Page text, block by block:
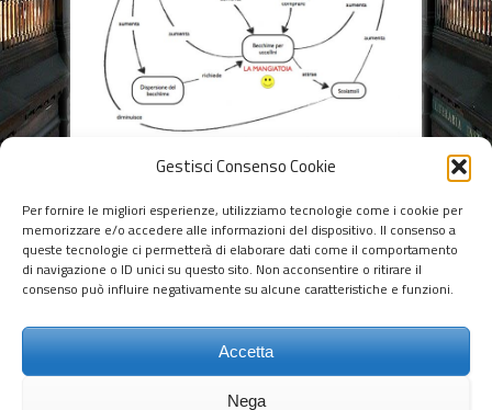
Gestisci Consenso Cookie
Per fornire le migliori esperienze, utilizziamo tecnologie come i cookie per
memorizzare e/o accedere alle informazioni del dispositivo. Il consenso a
queste tecnologie ci permetterà di elaborare dati come il comportamento
di navigazione o ID unici su questo sito. Non acconsentire o ritirare il
consenso può influire negativamente su alcune caratteristiche e funzioni.
Accetta
Nega
Social Share
Leave a Reply
Devi essereconnessoper inviare un
commento.